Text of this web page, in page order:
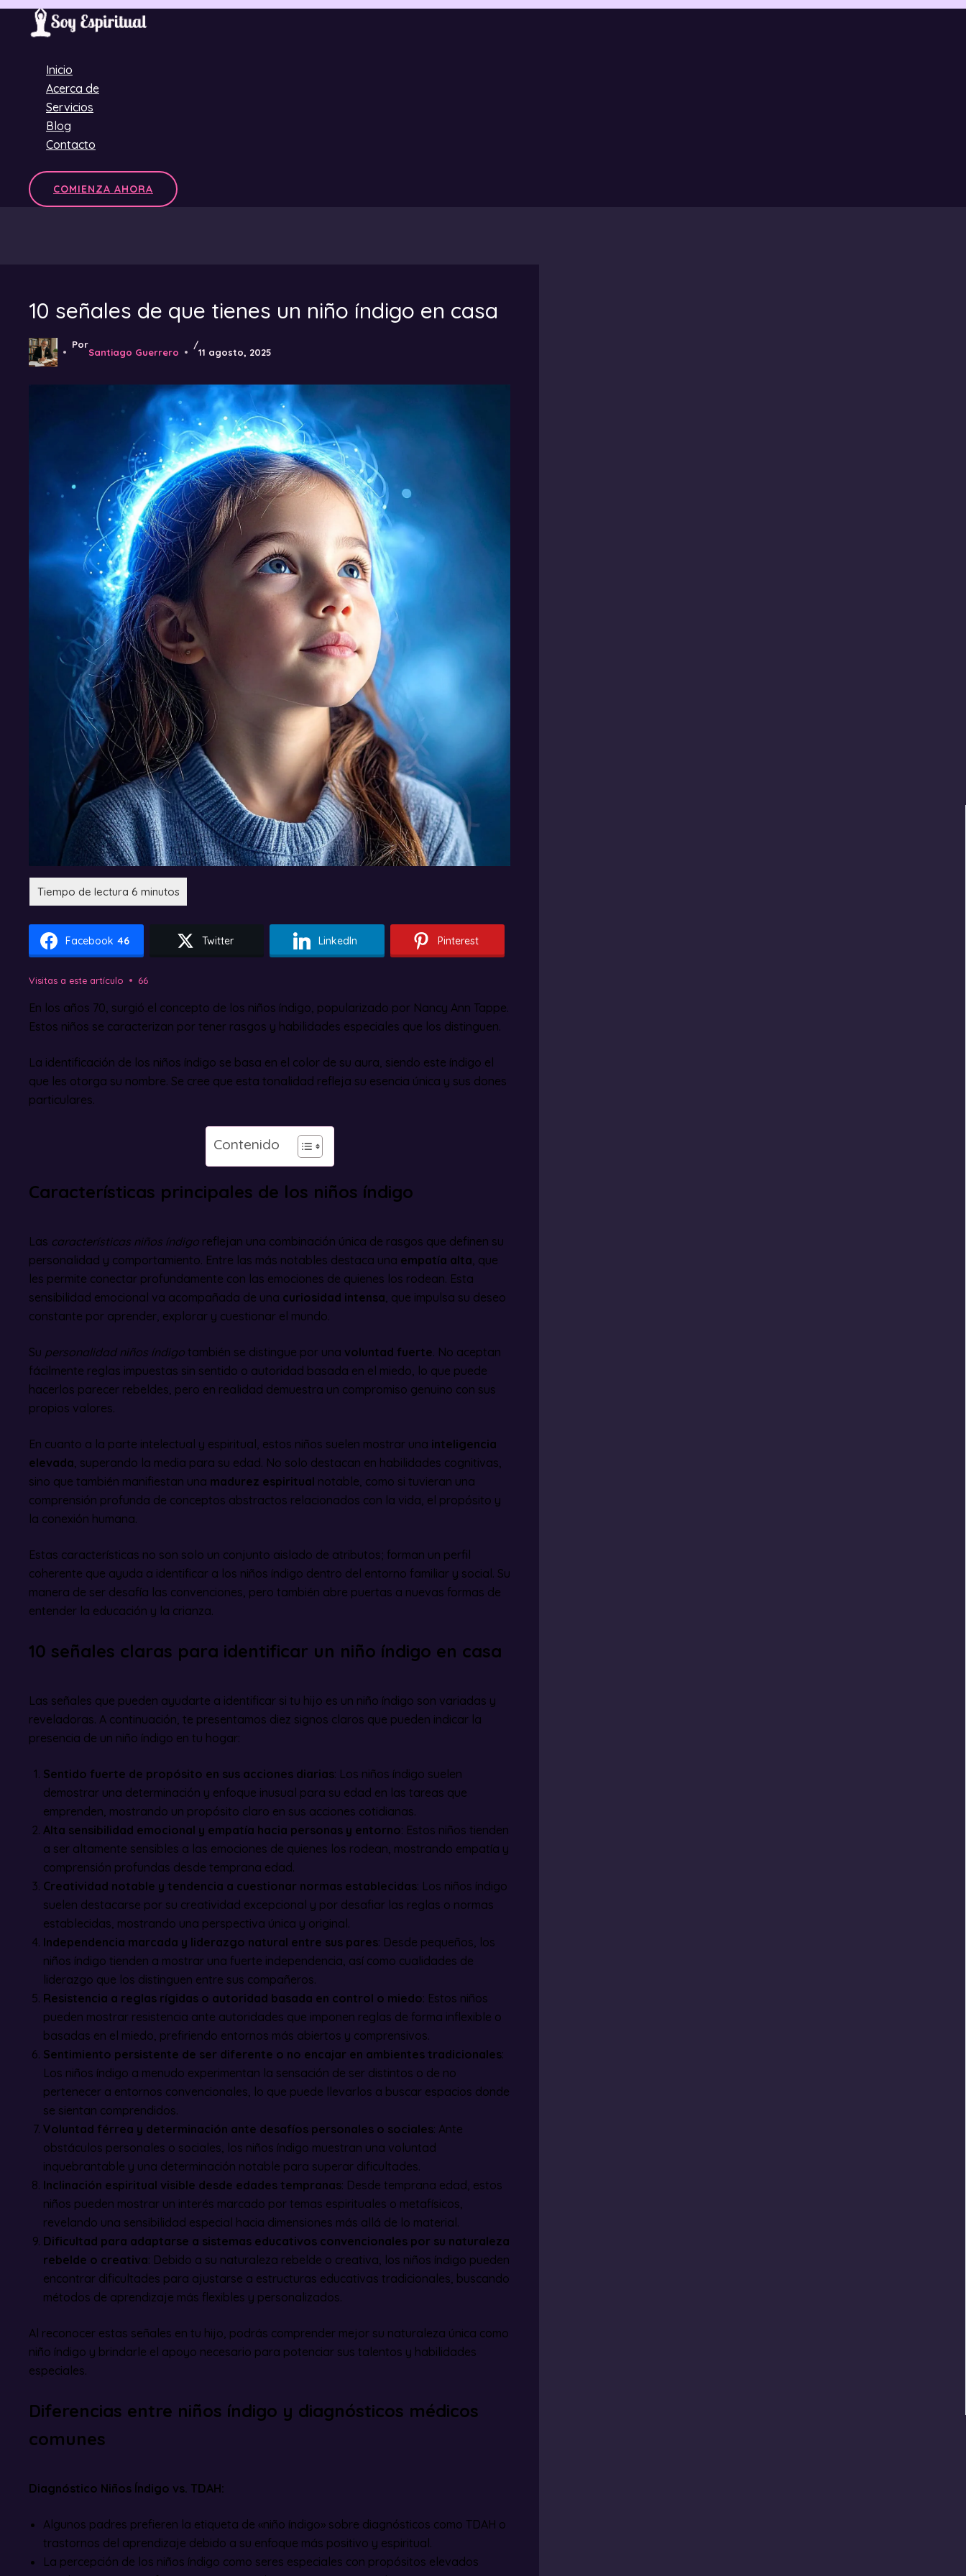
Ir
Inicio
Acerca de
Servicios
Blog
Contacto
COMIENZA AHORA
10 señales de que tienes un niño índigo en casa
Por
Santiago Guerrero
/
11 agosto, 2025
Facebook 46 Twitter LinkedIn Pinterest
Visitas a este artículo 66
En los años 70, surgió el concepto de los niños índigo, popularizado por Nancy Ann Tappe.
Estos niños se caracterizan por tener rasgos y habilidades especiales que los distinguen.
La identificación de los niños índigo se basa en el color de su aura, siendo este índigo el
que les otorga su nombre. Se cree que esta tonalidad refleja su esencia única y sus dones
particulares.
Contenido
Características principales de los niños índigo
Las características niños índigo reflejan una combinación única de rasgos que definen su
personalidad y comportamiento. Entre las más notables destaca una empatía alta, que
les permite conectar profundamente con las emociones de quienes los rodean. Esta
sensibilidad emocional va acompañada de una curiosidad intensa, que impulsa su deseo
constante por aprender, explorar y cuestionar el mundo.
Su personalidad niños índigo también se distingue por una voluntad fuerte. No aceptan
fácilmente reglas impuestas sin sentido o autoridad basada en el miedo, lo que puede
hacerlos parecer rebeldes, pero en realidad demuestra un compromiso genuino con sus
propios valores.
En cuanto a la parte intelectual y espiritual, estos niños suelen mostrar una inteligencia
elevada, superando la media para su edad. No solo destacan en habilidades cognitivas,
sino que también manifiestan una madurez espiritual notable, como si tuvieran una
comprensión profunda de conceptos abstractos relacionados con la vida, el propósito y
la conexión humana.
Estas características no son solo un conjunto aislado de atributos; forman un perfil
coherente que ayuda a identificar a los niños índigo dentro del entorno familiar y social. Su
manera de ser desafía las convenciones, pero también abre puertas a nuevas formas de
entender la educación y la crianza.
10 señales claras para identificar un niño índigo en casa
Las señales que pueden ayudarte a identificar si tu hijo es un niño índigo son variadas y
reveladoras. A continuación, te presentamos diez signos claros que pueden indicar la
presencia de un niño índigo en tu hogar:
Sentido fuerte de propósito en sus acciones diarias: Los niños índigo suelen
demostrar una determinación y enfoque inusual para su edad en las tareas que
emprenden, mostrando un propósito claro en sus acciones cotidianas.
Alta sensibilidad emocional y empatía hacia personas y entorno: Estos niños tienden
a ser altamente sensibles a las emociones de quienes los rodean, mostrando empatía y
comprensión profundas desde temprana edad.
Creatividad notable y tendencia a cuestionar normas establecidas: Los niños índigo
suelen destacarse por su creatividad excepcional y por desafiar las reglas o normas
establecidas, mostrando una perspectiva única y original.
Independencia marcada y liderazgo natural entre sus pares: Desde pequeños, los
niños índigo tienden a mostrar una fuerte independencia, así como cualidades de
liderazgo que los distinguen entre sus compañeros.
Resistencia a reglas rígidas o autoridad basada en control o miedo: Estos niños
pueden mostrar resistencia ante autoridades que imponen reglas de forma inflexible o
basadas en el miedo, prefiriendo entornos más abiertos y comprensivos.
Sentimiento persistente de ser diferente o no encajar en ambientes tradicionales:
Los niños índigo a menudo experimentan la sensación de ser distintos o de no
pertenecer a entornos convencionales, lo que puede llevarlos a buscar espacios donde
se sientan comprendidos.
Voluntad férrea y determinación ante desafíos personales o sociales: Ante
obstáculos personales o sociales, los niños índigo muestran una voluntad
inquebrantable y una determinación notable para superar dificultades.
Inclinación espiritual visible desde edades tempranas: Desde temprana edad, estos
niños pueden mostrar un interés marcado por temas espirituales o metafísicos,
revelando una sensibilidad especial hacia dimensiones más allá de lo material.
Dificultad para adaptarse a sistemas educativos convencionales por su naturaleza
rebelde o creativa: Debido a su naturaleza rebelde o creativa, los niños índigo pueden
encontrar dificultades para ajustarse a estructuras educativas tradicionales, buscando
métodos de aprendizaje más flexibles y personalizados.
Al reconocer estas señales en tu hijo, podrás comprender mejor su naturaleza única como
niño índigo y brindarle el apoyo necesario para potenciar sus talentos y habilidades
especiales.
Diferencias entre niños índigo y diagnósticos médicos
comunes
Diagnóstico Niños Índigo vs. TDAH:
Algunos padres prefieren la etiqueta de «niño índigo» sobre diagnósticos como TDAH o
trastornos del aprendizaje debido a su enfoque más positivo y espiritual.
La percepción de los niños índigo como seres especiales con propósitos elevados